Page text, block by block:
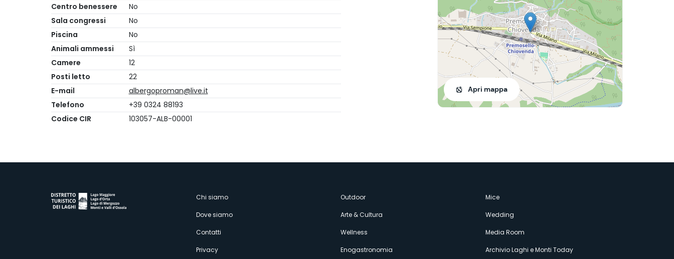
Centro benessere
No
Sala congressi
No
Piscina
No
Animali ammessi
Sì
Camere
12
Posti letto
22
E-mail
albergoproman@live.it
Telefono
+39 0324 88193
Codice CIR
103057-ALB-00001
Apri mappa
Menù
secondario
Chi siamo
Dove siamo
Contatti
Privacy
Outdoor
Arte & Cultura
Wellness
Enogastronomia
Mice
Wedding
Media Room
Archivio Laghi e Monti Today